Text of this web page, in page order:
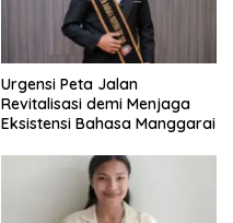
Urgensi Peta Jalan
Revitalisasi demi Menjaga
Eksistensi Bahasa Manggarai